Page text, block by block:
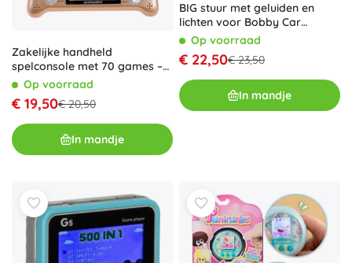
Zakelijke handheld
spelconsole met 70 games –
GoudOp voorraad
€ 19,50€ 20,50
In mandje
BIG stuur met geluiden en
lichten voor Bobby Car
loopauto’s
Op voorraad
€ 22,50€ 23,50
In mandje